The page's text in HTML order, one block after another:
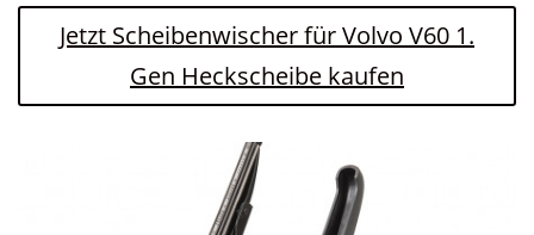
Jetzt Scheibenwischer für Volvo V60 1.
Gen Heckscheibe kaufen